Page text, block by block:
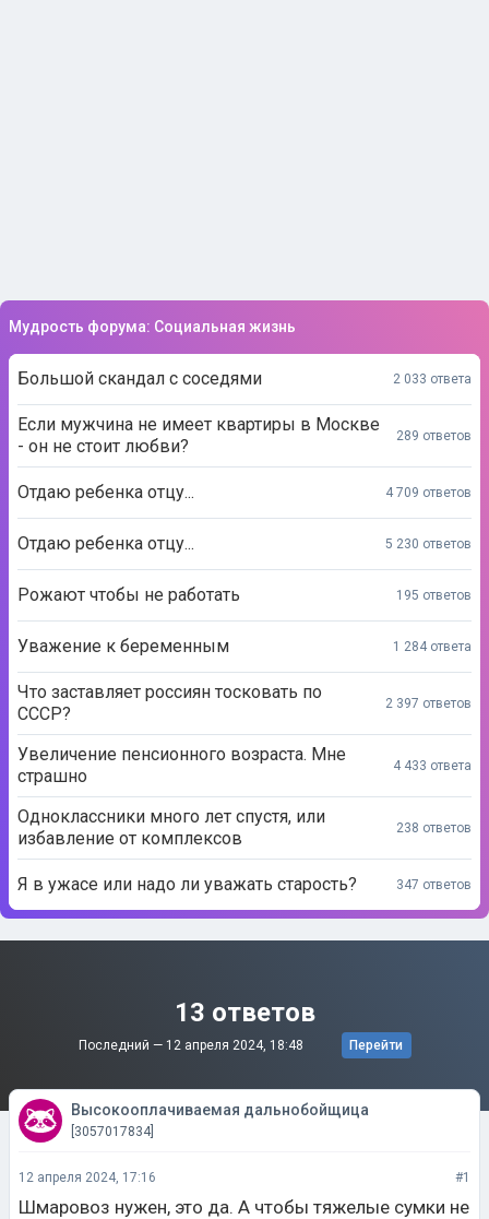
Мудрость форума: Социальная жизнь
Большой скандал с соседями 2 033 ответа
Если мужчина не имеет квартиры в Москве
- он не стоит любви?
289 ответов
Отдаю ребенка отцу... 4 709 ответов
Отдаю ребенка отцу... 5 230 ответов
Рожают чтобы не работать 195 ответов
Уважение к беременным 1 284 ответа
Что заставляет россиян тосковать по
СССР?
2 397 ответов
Увеличение пенсионного возраста. Мне
страшно
4 433 ответа
Одноклассники много лет спустя, или
избавление от комплексов
238 ответов
Я в ужасе или надо ли уважать старость? 347 ответов
13 ответов
Последний — 12 апреля 2024, 18:48 Перейти
Высокооплачиваемая дальнобойщица
[3057017834]
12 апреля 2024, 17:16 #1
Шмаровоз нужен, это да. А чтобы тяжелые сумки не